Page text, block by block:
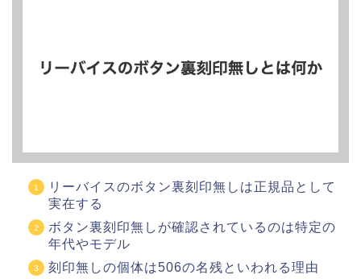
リーバイスのボタン裏刻印無しは正規品として
実在する
ボタン裏刻印無しが確認されているのは特定の
年代やモデル
刻印無しの個体は506の名残といわれる理由